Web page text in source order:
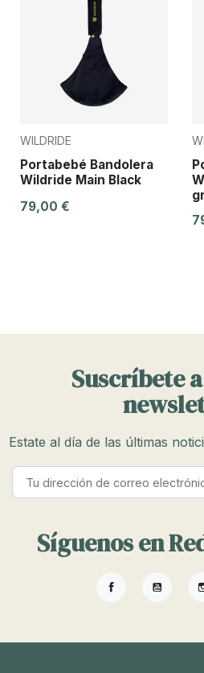
WILDRIDE
Portabebé Bandolera
Wildride Main Black
79,00 €
Suscríbete
Estate al día de las últimas
Síguenos en
FacebookYouTube